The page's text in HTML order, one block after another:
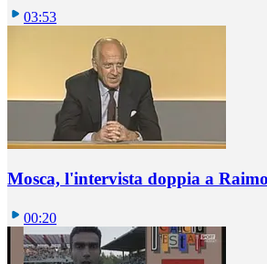
03:53
Mosca, l'intervista doppia a
00:20